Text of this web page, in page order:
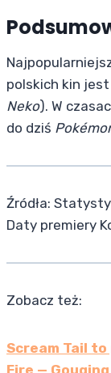
polskich kin jest
Neko). W
do dziś
Źródła:
Daty premiery
Zobacz też:
Scream Tail to
Fire —